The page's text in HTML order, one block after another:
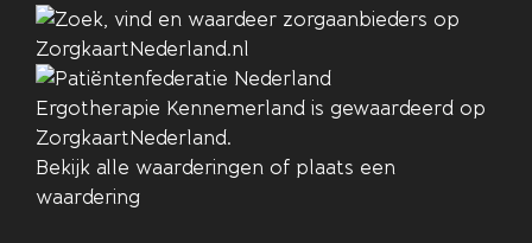
Ergotherapie Kennemerland is gewaardeerd op
ZorgkaartNederland.
Bekijk alle waarderingen of plaats een
waardering